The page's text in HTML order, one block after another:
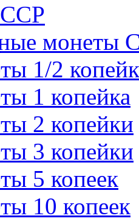
монеты
1/2
1 копейка
2 копейки
3 копейки
5 копеек
10 копеек